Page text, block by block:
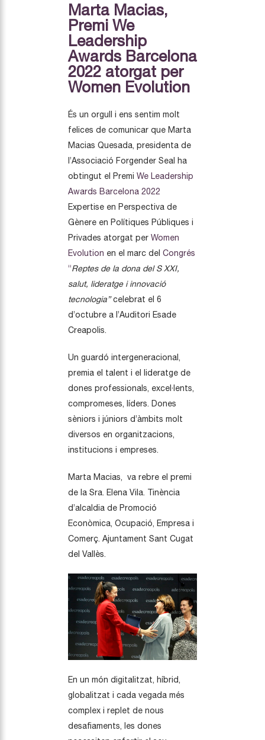
Marta Macias,
Premi We
Leadership
Awards Barcelona
2022 atorgat per
Women Evolution
És un orgull i ens sentim molt
felices de comunicar que Marta
Macias Quesada, presidenta de
l’Associació Forgender Seal ha
obtingut el Premi We Leadership
Awards Barcelona 2022
Expertise en Perspectiva de
Gènere en Polítiques Públiques i
Privades atorgat per Women
Evolution en el marc del Congrés
“Reptes de la dona del S XXI,
salut, lideratge i innovació
tecnologia”celebrat el 6
d’octubre a l’Auditori Esade
Creapolis.
Un guardó intergeneracional,
premia el talent i el lideratge de
dones professionals, excel·lents,
compromeses, líders. Dones
sèniors i júniors d’àmbits molt
diversos en organitzacions,
institucions i empreses.
Marta Macias, va rebre el premi
de la Sra. Elena Vila. Tinència
d’alcaldia de Promoció
Econòmica, Ocupació, Empresa i
Comerç. Ajuntament Sant Cugat
del Vallès.
En un món digitalitzat, híbrid,
globalitzat i cada vegada més
complex i replet de nous
desafiaments, les dones